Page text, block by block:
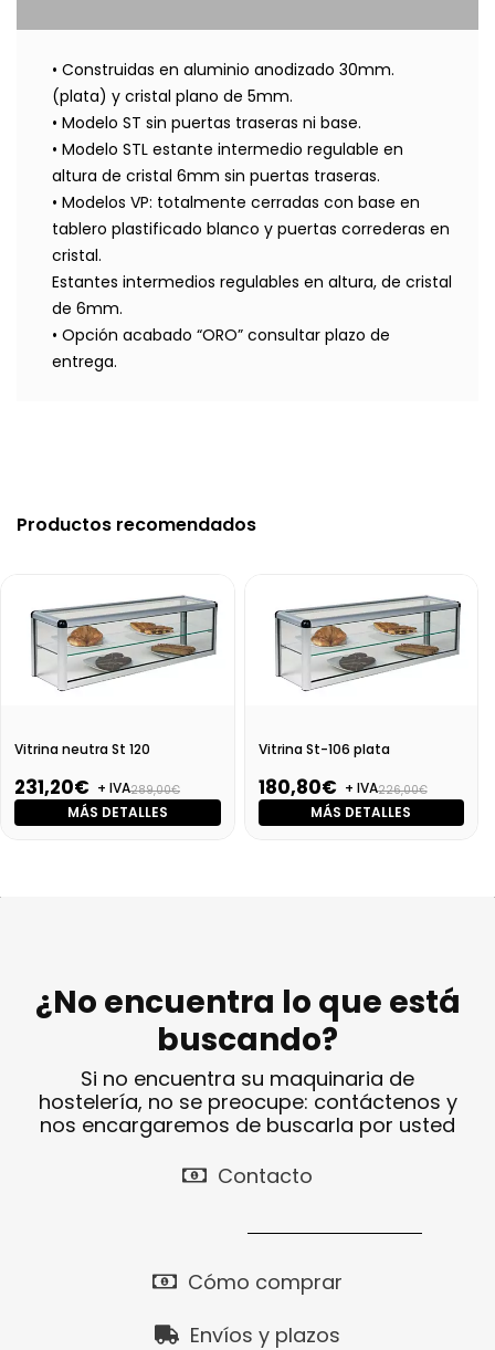
• Construidas en aluminio anodizado 30mm.
(plata) y cristal plano de 5mm.
• Modelo ST sin puertas traseras ni base.
• Modelo STL estante intermedio regulable en
altura de cristal 6mm sin puertas traseras.
• Modelos VP: totalmente cerradas con base en
tablero plastificado blanco y puertas correderas en
cristal.
Estantes intermedios regulables en altura, de cristal
de 6mm.
• Opción acabado “ORO” consultar plazo de
entrega.
Productos recomendados
Vitrina neutra St 120
231,20€ + IVA289,00€
MÁS DETALLES
Vitrina St-106 plata
180,80€ + IVA226,00€
MÁS DETALLES
¿No encuentra lo que está
buscando?
Si no encuentra su maquinaria de
hostelería, no se preocupe: contáctenos y
nos encargaremos de buscarla por usted
Contacto
Cómo comprar
Envíos y plazos